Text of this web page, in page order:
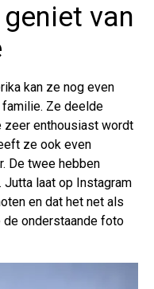
van
kan ze nog even
familie. Ze deelde
zeer enthousiast wordt
ze ook even
De twee hebben
Jutta laat op Instagram
en dat het net als
onderstaande foto